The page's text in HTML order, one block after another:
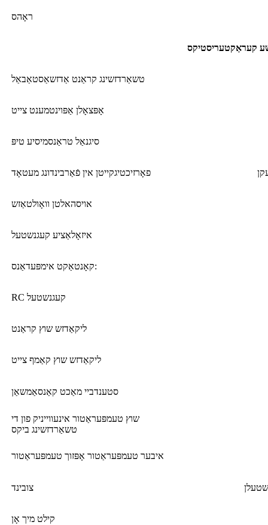
ראָהס
קעראַקטעריסטיקס
טשאַרדזשינג קראַנט אַדזשאַסטאַבאַל
אָפּצאָלן אַפּוינטמענט צייט
סיגנאַל טראַנסמיסיע טיפּ
פאָרזיכטיגקייטן אין פֿאַרבינדונג מעטאָד
אויסהאלטן וואָולטאַזש
איזאָלאַציע קעגנשטעל
קאָנטאַקט אימפּעדאַנס:
RC קעגנשטעל
ליקאַדזש שוץ קראַנט
ליקאַדזש שוץ קאַמף צייט
סטענדביי מאַכט קאַנסאַמשאַן
שוץ טעמפּעראַטור אינעווייניק פון די
טשאַרדזשינג ביקס
איבער טעמפּעראַטור אָפּזוך טעמפּעראַטור
צובינד
קילט מיך אָן